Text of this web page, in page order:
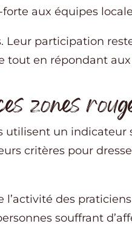
aux équipes
Leur participation
tout en répondant
zones
utilisent un
critères pour
des praticiens
souffrant